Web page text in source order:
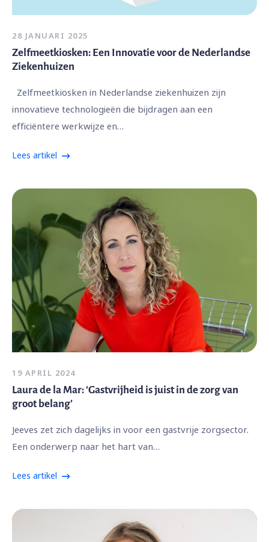
28 JANUARI 2025
Zelfmeetkiosken: Een Innovatie voor de Nederlandse
Ziekenhuizen
Zelfmeetkiosken in Nederlandse ziekenhuizen zijn
innovatieve technologieën die bijdragen aan een
efficiëntere werkwijze en…
Lees artikel
19 APRIL 2024
Laura de la Mar: ‘Gastvrijheid is juist in de zorg van
groot belang’
Jeeves zet zich dagelijks in voor een gastvrije zorgsector.
Een onderwerp naar het hart van…
Lees artikel